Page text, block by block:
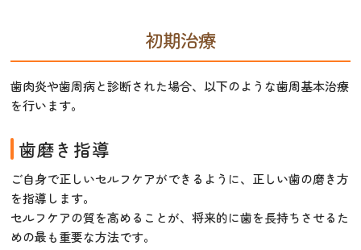
初期治療
歯肉炎や歯周病と診断された場合、以下のような歯周基本治療
を行います。
歯磨き指導
ご自身で正しいセルフケアができるように、正しい歯の磨き方
を指導します。
セルフケアの質を高めることが、将来的に歯を長持ちさせるた
めの最も重要な方法です。